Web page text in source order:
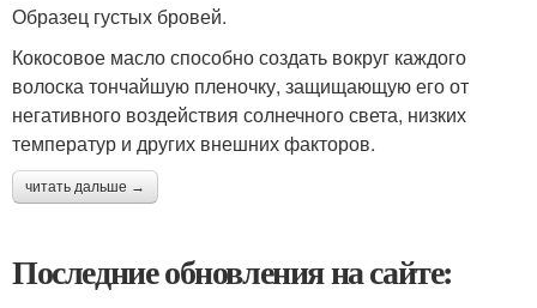
Образец густых бровей.
Кокосовое масло способно создать вокруг каждого
волоска тончайшую пленочку, защищающую его от
негативного воздействия солнечного света, низких
температур и других внешних факторов.
читать дальше →
Последние обновления на сайте: